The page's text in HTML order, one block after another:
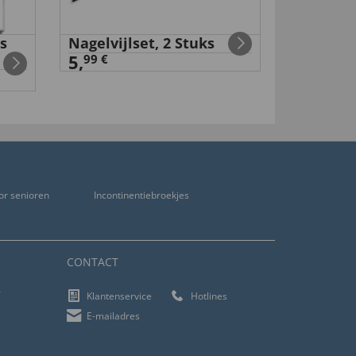
Nagelvijlset, 2 Stuks
5,99 €
senioren Incontinentiebroekjes
CONTACT
Klantenservice
Hotlines
E-mailadres